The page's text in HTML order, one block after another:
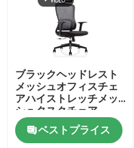
ブラックヘッドレスト
メッシュオフィスチェ
アハイストレッチメッ
シュタスクチェア
ベストプライス